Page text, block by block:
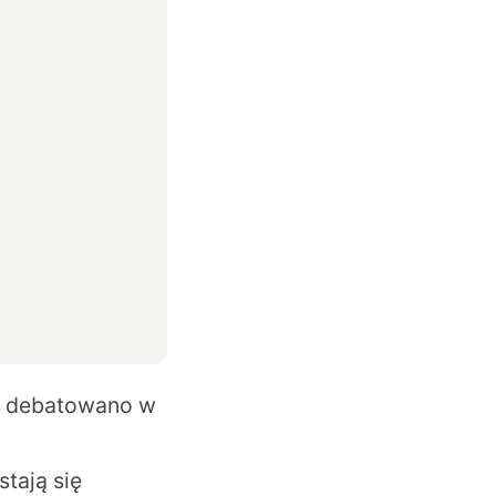
debatowano w
się